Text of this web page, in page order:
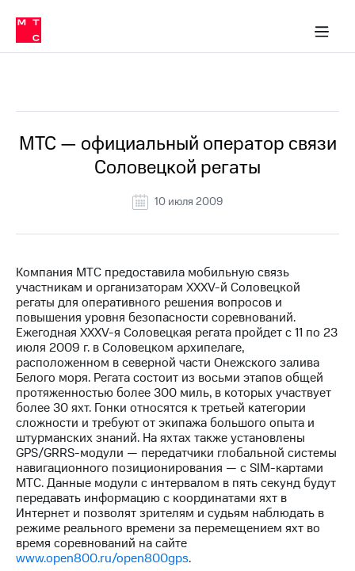
Медиа-центр
и акционерам
Устойчивое развитие
Комплаенс и деловая этика
компании
Карьера
История
компании
Руководство
Контакты
Медиа-центр
Пресс-
релизы
МТС
о технологиях
Достижения
Интервью
Финансовая
отчетность
Контакты
Пригласить
в МТС
Пресс-
релизы
о технологиях
МТС — официальный оператор связи
Соловецкой регаты
10 июля 2009
Компания МТС предоставила мобильную связь
участникам и организаторам XXXV-й Соловецкой
регаты для оперативного решения вопросов и
повышения уровня безопасности соревнований.
Ежегодная XXXV-я Соловецкая регата пройдет с 11 по 23
июля 2009 г. в Соловецком архипелаге,
расположенном в северной части Онежского залива
Белого моря. Регата состоит из восьми этапов общей
протяженностью более 300 миль, в которых участвует
более 30 яхт. Гонки относятся к третьей категории
сложности и требуют от экипажа большого опыта и
штурманских знаний. На яхтах также установлены
GPS/GRRS-модули — передатчики глобальной системы
навигационного позиционирования — с SIM-картами
МТС. Данные модули с интервалом в пять секунд будут
передавать информацию с координатами яхт в
Интернет и позволят зрителям и судьям наблюдать в
режиме реального времени за перемещением яхт во
время соревнований на сайте
www.open800.ru/open800gps.